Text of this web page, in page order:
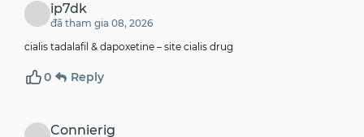
ip7dk
đã tham gia 08, 2026
cialis tadalafil & dapoxetine – site cialis drug
0 Reply
Connierig